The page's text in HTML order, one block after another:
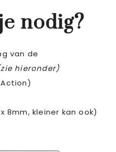
nodig?
van de
hieronder)
x 8mm, kleiner kan ook)